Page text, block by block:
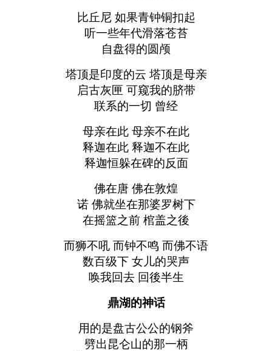
比丘尼 如果青钟铜扣起
听一些年代滑落苍苔
自盘得的圆颅
塔顶是印度的云 塔顶是母亲
启古灰匣 可窥我的脐带
联系的一切 曾经
母亲在此 母亲不在此
释迦在此 释迦不在此
释迦恒躲在碑的反面
佛在唐 佛在敦煌
诺 佛就坐在那婆罗树下
在摇篮之前 棺盖之後
而狮不吼 而钟不鸣 而佛不语
数百级下 女儿的哭声
唤我回去 回後半生
鼎湖的神话
用的是盘古公公的钢斧
劈出昆仑山的那一柄